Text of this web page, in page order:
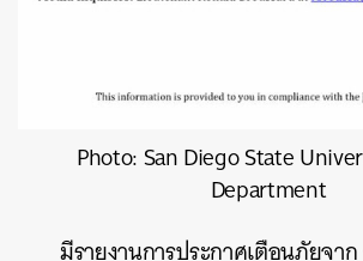
Photo: San Diego State
Department
มีรายงานการประกาศเตือนภัยจา